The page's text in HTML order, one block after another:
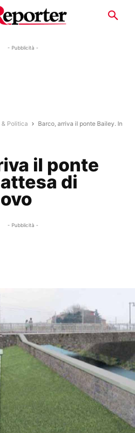
- Pubblicità -
Politica
Barco, arriva il ponte Bailey. In
il ponte
di
- Pubblicità -